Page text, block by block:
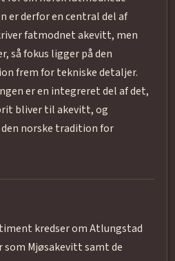
er derfor en central del af
fatmodnet akevitt, men
så fokus ligger på den
frem for tekniske detaljer.
er en integreret del af det,
bliver til akevitt, og
norske tradition for
kredser om Atlungstad
som Mjøsakevitt samt de